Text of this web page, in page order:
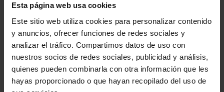
Esta página web usa cookies
Este sitio web utiliza cookies para personalizar contenido
y anuncios, ofrecer funciones de redes sociales y
analizar el tráfico. Compartimos datos de uso con
nuestros socios de redes sociales, publicidad y análisis,
quienes pueden combinarla con otra información que les
hayas proporcionado o que hayan recopilado del uso de